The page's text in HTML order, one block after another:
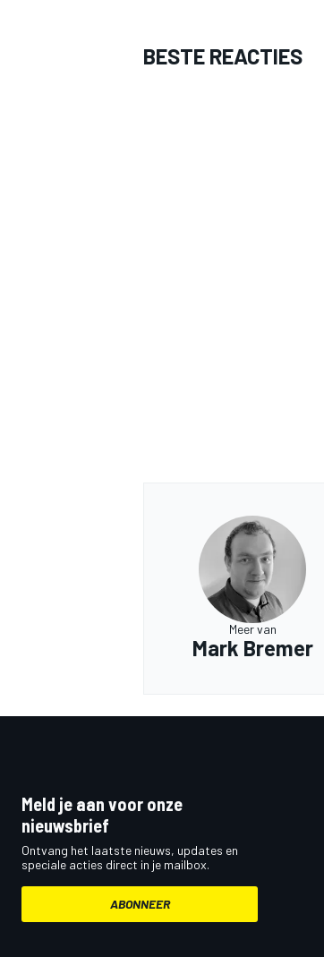
BESTE REACTIES
Meer van
Mark Bremer
Meld je aan voor onze
nieuwsbrief
Ontvang het laatste nieuws, updates en
speciale acties direct in je mailbox.
ABONNEER